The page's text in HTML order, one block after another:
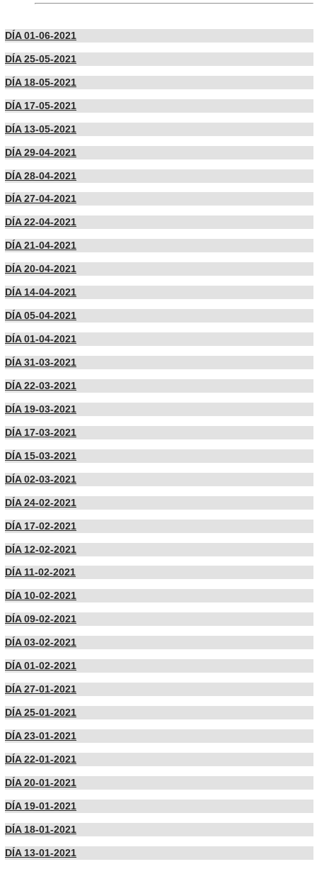
DÍA 01-06-2021
DÍA 25-05-2021
DÍA 18-05-2021
DÍA 17-05-2021
DÍA 13-05-2021
DÍA 29-04-2021
DÍA 28-04-2021
DÍA 27-04-2021
DÍA 22-04-2021
DÍA 21-04-2021
DÍA 20-04-2021
DÍA 14-04-2021
DÍA 05-04-2021
DÍA 01-04-2021
DÍA 31-03-2021
DÍA 22-03-2021
DÍA 19-03-2021
DÍA 17-03-2021
DÍA 15-03-2021
DÍA 02-03-2021
DÍA 24-02-2021
DÍA 17-02-2021
DÍA 12-02-2021
DÍA 11-02-2021
DÍA 10-02-2021
DÍA 09-02-2021
DÍA 03-02-2021
DÍA 01-02-2021
DÍA 27-01-2021
DÍA 25-01-2021
DÍA 23-01-2021
DÍA 22-01-2021
DÍA 20-01-2021
DÍA 19-01-2021
DÍA 18-01-2021
DÍA 13-01-2021